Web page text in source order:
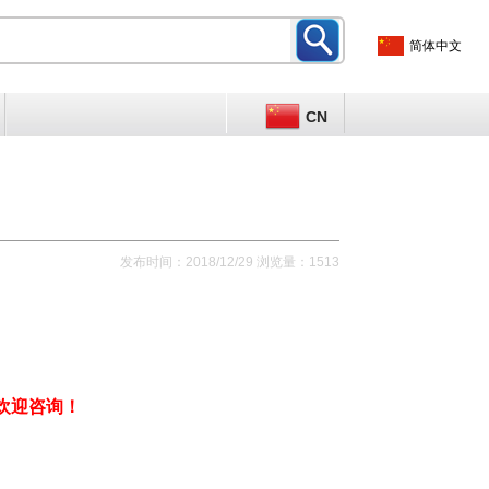
CN
发布时间：2018/12/29 浏览量：1513
迎咨询！
简体中文